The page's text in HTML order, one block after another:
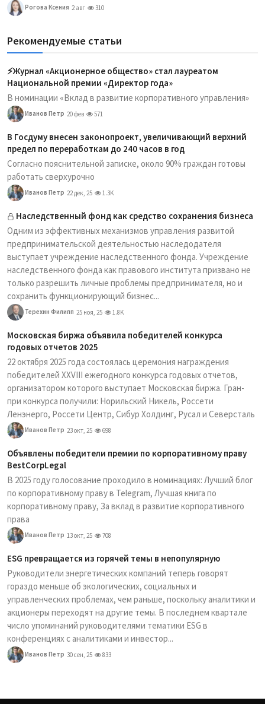
Рогова Ксения 2 авг 310
Рекомендуемые статьи
⚡️Журнал «Акционерное общество» стал лауреатом
Национальной премии «Директор года»
В номинации «Вклад в развитие корпоративного управления»
Иванов Петр 20 фев 571
В Госдуму внесен законопроект, увеличивающий верхний
предел по переработкам до 240 часов в год
Согласно пояснительной записке, около 90% граждан готовы
работать сверхурочно
Иванов Петр 22 дек, 25 1.3K
Наследственный фонд как средство сохранения бизнеса
Одним из эффективных механизмов управления развитой
предпринимательской деятельностью наследодателя
выступает учреждение наследственного фонда. Учреждение
наследственного фонда как правового института призвано не
только разрешить личные проблемы предпринимателя, но и
сохранить функционирующий бизнес...
Терехин Филипп 25 ноя, 25 1.8K
Московская биржа объявила победителей конкурса
годовых отчетов 2025
22 октября 2025 года состоялась церемония награждения
победителей XXVIII ежегодного конкурса годовых отчетов,
организатором которого выступает Московская биржа. Гран-
при конкурса получили: Норильский Никель, Россети
Ленэнерго, Россети Центр, Сибур Холдинг, Русал и Северсталь
Иванов Петр 23 окт, 25 698
Объявлены победители премии по корпоративному праву
BestCorpLegal
В 2025 году голосование проходило в номинациях: Лучший блог
по корпоративному праву в Telegram, Лучшая книга по
корпоративному праву, За вклад в развитие корпоративного
права
Иванов Петр 13 окт, 25 708
ESG превращается из горячей темы в непопулярную
Руководители энергетических компаний теперь говорят
гораздо меньше об экологических, социальных и
управленческих проблемах, чем раньше, поскольку аналитики и
акционеры переходят на другие темы. В последнем квартале
число упоминаний руководителями тематики ESG в
конференциях с аналитиками и инвестор...
Иванов Петр 30 сен, 25 833